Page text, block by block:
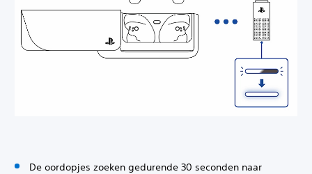
De oordopjes zoeken gedurende 30 seconden naar